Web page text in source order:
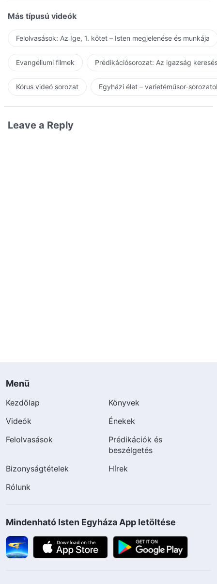
Más típusú videók
Felolvasások: Az Ige, 1. kötet – Isten megjelenése és munkája
Evangéliumi filmek Prédikációsorozat: Az igazság
Kórus videó sorozat Egyházi élet – varietéműsor-
Leave a Reply
Menü
Kezdőlap
Könyvek
Videók
Énekek
Felolvasások
Prédikációk és
beszélgetés
Bizonyságtételek
Hírek
Rólunk
Mindenható Isten Egyháza App letöltése